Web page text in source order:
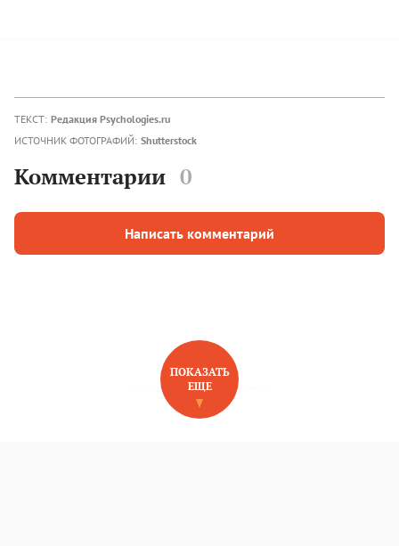
ТЕКСТ: Редакция Psychologies.ru
ИСТОЧНИК ФОТОГРАФИЙ: Shutterstock
Комментарии 0
Написать комментарий
НОВОЕ НА САЙТЕ
ПОКАЗАТЬ
ЕЩЕ